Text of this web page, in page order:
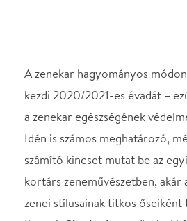
előzte meg korát különleges,
hangképeivel és összetett, egymásra
tempó és ritmusképleteivel, és akinek
érezhető a mai amerikai filmzenékben
művei sem állandó vendégei a magyar
koncerttermeknek, Hámori Máté
évben műsorra tűzi a finnek nemzeti
legjelentősebb alkotásait. Ezúttal